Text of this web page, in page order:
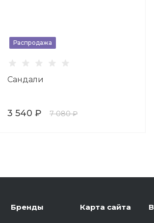
Распродажа
Сандали
3 540 ₽ 7 080 ₽
Бренды Карта сайта